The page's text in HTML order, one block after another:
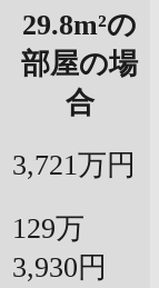
29.8m²の
部屋の場
合
3,721万円
129万
3,930円